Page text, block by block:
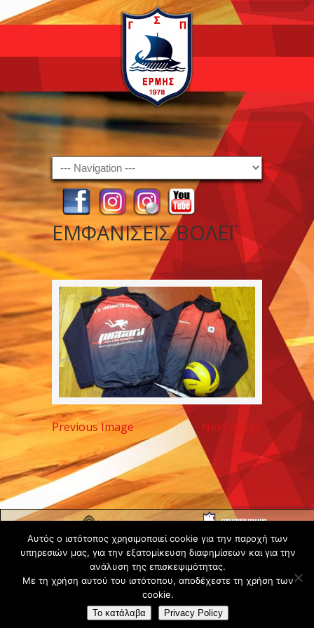
Navigation
ΕΜΦΑΝΙΣΕΙΣ ΒΟΛΕΪ
Previous Image Next Image
Copyright ©
2020 -
Gsperamatosermis.gr
All rights
reserved. -
Χρήσης
Αυτός ο ιστότοπος χρησιμοποιεί cookie για την παροχή των
υπηρεσιών μας, για την εξατομίκευση διαφημίσεων και για την
ανάλυση της επισκεψιμότητας.
Με τη χρήση αυτού του ιστότοπου, αποδέχεστε τη χρήση των
cookie.
Το κατάλαβα Privacy Policy